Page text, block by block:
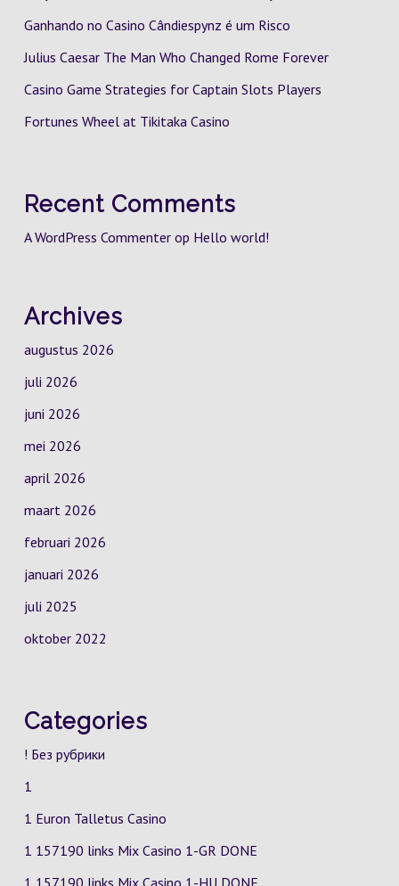
Ganhando no Casino Cândiespynz é um Risco
Julius Caesar The Man Who Changed Rome Forever
Casino Game Strategies for Captain Slots Players
Fortunes Wheel at Tikitaka Casino
Recent Comments
A WordPress Commenterop Hello world!
Archives
augustus 2026
juli 2026
juni 2026
mei 2026
april 2026
maart 2026
februari 2026
januari 2026
juli 2025
oktober 2022
Categories
! Без рубрики
1
1 Euron Talletus Casino
1 157190 links Mix Casino 1-GR DONE
1 157190 links Mix Casino 1-HU DONE